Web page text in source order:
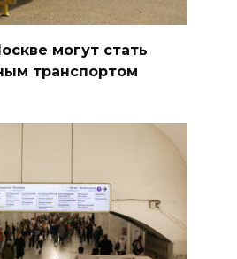
могут стать
транспортом